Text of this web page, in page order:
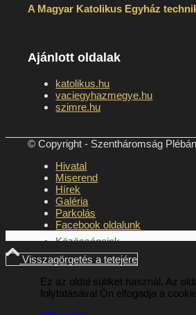
A szentmise
Betegellátás
Közösségeink
Hírek
A Magyar Katolikus Egyház
Ajánlott oldalak
katolikus.hu
vaciegyhazmegye.hu
szimre.hu
© Copyright - Szentháromság
Hivatal
Miserend
Hírek
Galéria
Parkolás
Facebook oldalunk
Visszagörgetés a tetejére
Ez az oldal sütiket használ. Az
folytatásával Ön elfogadja a